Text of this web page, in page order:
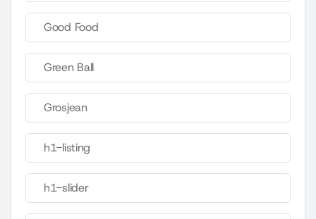
Good Food
Green Ball
Grosjean
h1-listing
h1-slider